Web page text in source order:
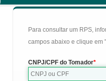
Para consultar um RPS,
campos abaixo e clique em
CNPJ/CPF do Tomador